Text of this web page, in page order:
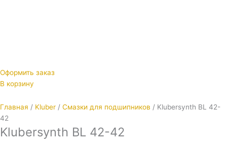
Оформить заказ
В корзину
Главная / Kluber / Смазки для подшипников / Klubersynth BL 42-
42
Klubersynth BL 42-42